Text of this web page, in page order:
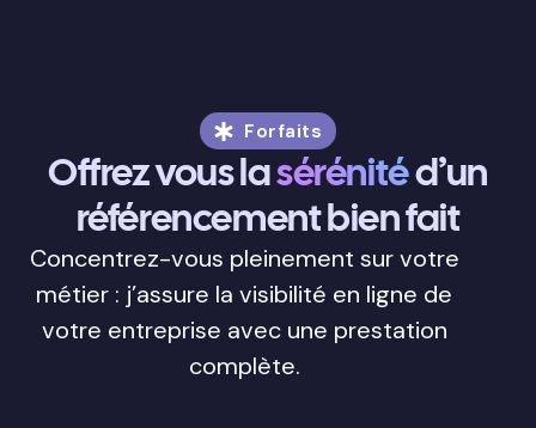
Forfaits
Offrez vous lasérénitéd’un
référencement bien fait
Concentrez-vous pleinement sur votre
métier : j’assure la visibilité en ligne de
votre entreprise avec une prestation
complète.